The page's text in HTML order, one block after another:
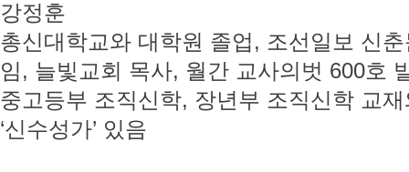
강정훈
총신대학교와 대학원 졸업, 조선일보 신
임, 늘빛교회 목사, 월간 교사의벗 600호
중고등부 조직신학, 장년부 조직신학 교재
‘신수성가’ 있음